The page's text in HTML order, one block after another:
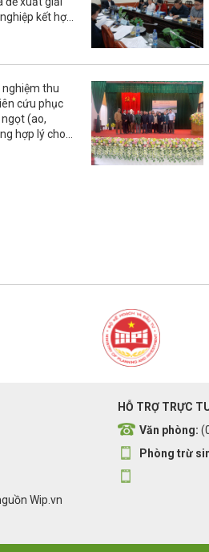
kết hợp
nghiệm thu
cứu phục
(ao,
hợp lý cho
Wip.vn
HỖ TRỢ TRỰC
Văn phòng:
Phòng trừ